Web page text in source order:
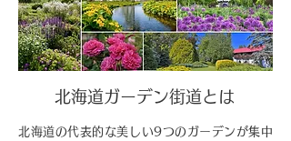
北海道ガーデン街道とは
北海道の代表的な美しい9つのガーデンが集中